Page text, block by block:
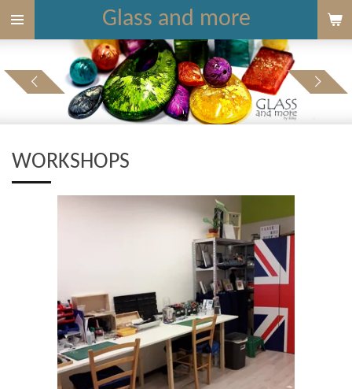
Ga
direct
de
hoofdinhoud
Glass and more
WORKSHOPS